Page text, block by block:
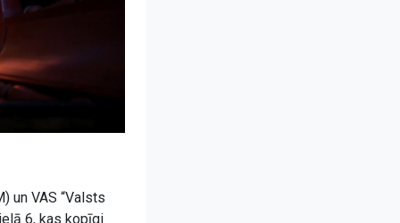
un VAS “Valsts
6, kas kopīgi